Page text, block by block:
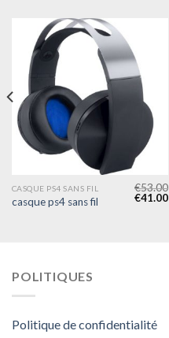
CASQUE PS4 SANS FIL
casque ps4 sans fil
€53.00
€41.00
POLITIQUES
Politique de confidentialité